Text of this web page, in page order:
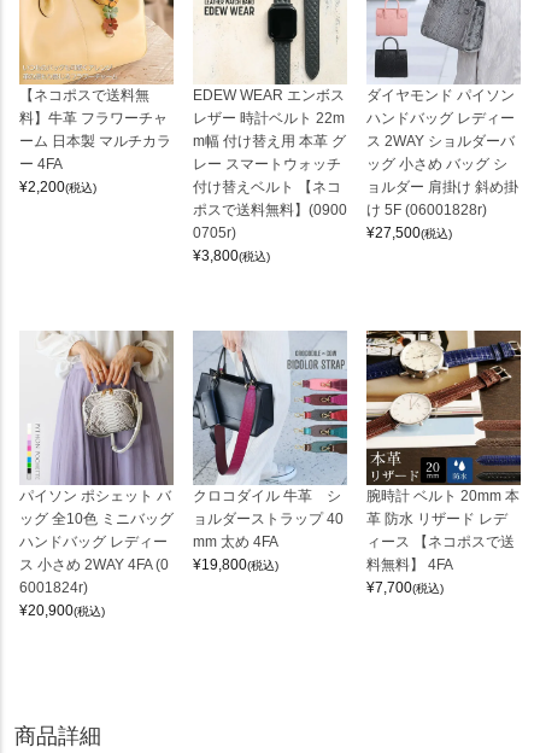
【ネコポスで送料無
料】牛革 フラワーチャ
ーム 日本製 マルチカラ
ー 4FA
¥2,200(税込)
EDEW WEAR エンボス
レザー 時計ベルト 22m
m幅 付け替え用 本革 グ
レー スマートウォッチ
付け替えベルト 【ネコ
ポスで送料無料】(0900
0705r)
¥3,800(税込)
ダイヤモンド パイソン
ハンドバッグ レディー
ス 2WAY ショルダーバ
ッグ 小さめ バッグ シ
ョルダー 肩掛け 斜め掛
け 5F (06001828r)
¥27,500(税込)
パイソン ポシェット バ
ッグ 全10色 ミニバッグ
ハンドバッグ レディー
ス 小さめ 2WAY 4FA (0
6001824r)
¥20,900(税込)
クロコダイル 牛革 シ
ョルダーストラップ 40
mm 太め 4FA
¥19,800(税込)
腕時計 ベルト 20mm 本
革 防水 リザード レデ
ィース 【ネコポスで送
料無料】 4FA
¥7,700(税込)
商品詳細